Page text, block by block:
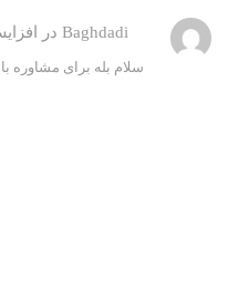
Baghdadi در